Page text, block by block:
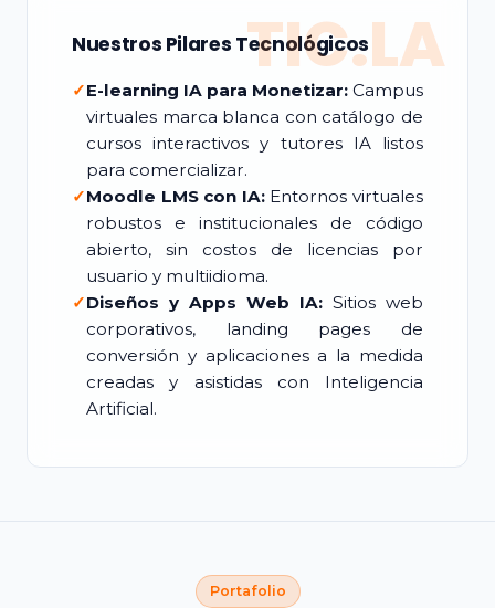
TIC.LA
Nuestros Pilares Tecnológicos
✓E-learning IA para Monetizar: Campus
virtuales marca blanca con catálogo de
cursos interactivos y tutores IA listos
para comercializar.
✓Moodle LMS con IA:Entornos virtuales
robustos e institucionales de código
abierto, sin costos de licencias por
usuario y multiidioma.
✓Diseños y Apps Web IA: Sitios web
corporativos, landing pages de
conversión y aplicaciones a la medida
creadas y asistidas con Inteligencia
Artificial.
Portafolio